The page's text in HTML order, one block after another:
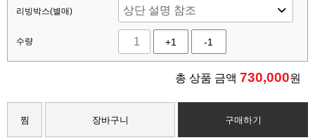
리빙박스(별매)
수량 +1 -1
총 상품 금액 730,000원
찜 장바구니 구매하기